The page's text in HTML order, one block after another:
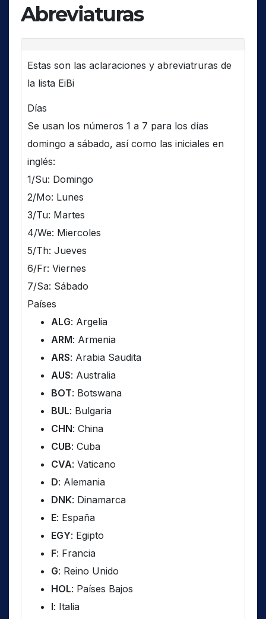
Abreviaturas
Estas son las aclaraciones y abreviatruras de
la lista EiBi
Días
Se usan los números 1 a 7 para los días
domingo a sábado, así como las iniciales en
inglés:
1/Su: Domingo
2/Mo: Lunes
3/Tu: Martes
4/We: Miercoles
5/Th: Jueves
6/Fr: Viernes
7/Sa: Sábado
Países
ALG: Argelia
ARM: Armenia
ARS: Arabia Saudita
AUS: Australia
BOT: Botswana
BUL: Bulgaria
CHN: China
CUB: Cuba
CVA: Vaticano
D: Alemania
DNK: Dinamarca
E: España
EGY: Egipto
F: Francia
G: Reino Unido
HOL: Países Bajos
I: Italia